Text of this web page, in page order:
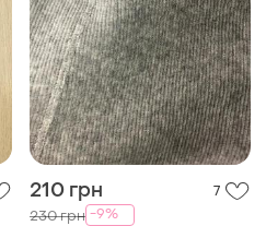
210 грн 7
230 грн -9%